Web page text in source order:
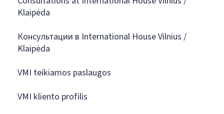
Klaipėda
Консультации в International House Vilnius /
Klaipėda
VMI teikiamos paslaugos
VMI kliento profilis